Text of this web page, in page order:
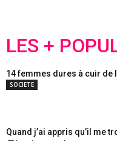
LES +
14 femmes dures à cuir de
SOCIETE
Quand j’ai appris qu’il me